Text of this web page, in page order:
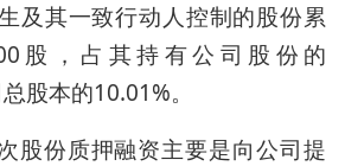
及其一致行动人控制的股份累
股，占其持有公司股份的
股本的10.01%。
股份质押融资主要是向公司提